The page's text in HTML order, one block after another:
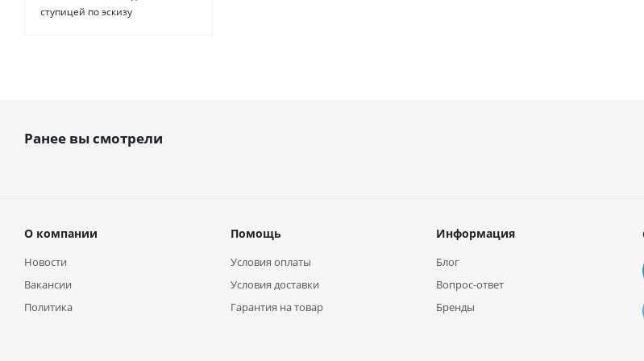
ступицей по эскизу
Ранее вы смотрели
О компании
Новости
Вакансии
Политика
Помощь
Условия оплаты
Условия доставки
Гарантия на товар
Информация
Блог
Вопрос-ответ
Бренды